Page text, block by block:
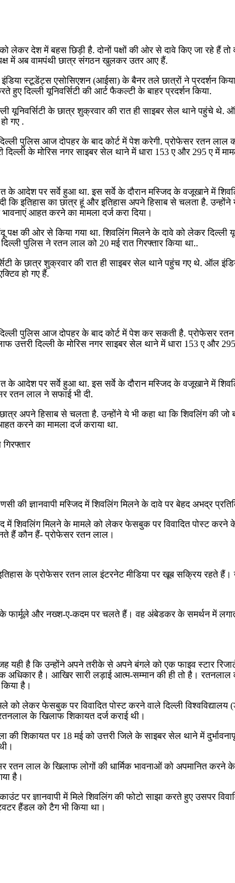
को लेकर देश में बहस छिड़ी है. दोनों पक्षों की ओर से दावे किए जा
में अब वामपंथी छात्र संगठन खुलकर उतर आए हैं.
स्टूडेंट्स एसोसिएशन (आईसा) के बैनर तले छात्रों ने प्रदर्शन
दिल्ली यूनिवर्सिटी की आर्ट फैकल्टी के बाहर प्रदर्शन किया.
यूनिवर्सिटी के छात्र शुक्रवार की रात ही साइबर सेल थाने पहुंचे
गए .
पुलिस आज दोपहर के बाद कोर्ट में पेश करेगी. प्रोफेसर रतन लाल
के मोरिस नगर साइबर सेल थाने में धारा 153 ए और 295 ए में
के आदेश पर सर्वे हुआ था. इस सर्वे के दौरान मस्जिद के वजूखाने में
कि इतिहास का छात्र हूं और इतिहास अपने हिसाब से चलता है.
आहत करने का मामला दर्ज करा दिया।
हिंदू पक्ष की ओर से किया गया था. शिवलिंग मिलने के दावे को लेकर
पुलिस ने रतन लाल को 20 मई रात गिरफ्तार किया था..
के छात्र शुक्रवार की रात ही साइबर सेल थाने पहुंच गए थे. ऑल
हो गए हैं.
पुलिस आज दोपहर के बाद कोर्ट में पेश कर सकती है. प्रोफेसर
उत्तरी दिल्ली के मोरिस नगर साइबर सेल थाने में धारा 153 ए और
के आदेश पर सर्वे हुआ था. इस सर्वे के दौरान मस्जिद के वजूखाने में
रतन लाल ने सफाई भी दी.
अपने हिसाब से चलता है. उन्होंने ये भी कहा था कि शिवलिंग की
करने का मामला दर्ज कराया था.
की ज्ञानवापी मस्जिद में शिवलिंग मिलने के दावे पर बेहद अभद्र
में शिवलिंग मिलने के मामले को लेकर फेसबुक पर विवादित पोस्ट
हैं कौन हैं- प्रोफेसर रतन लाल।
इतिहास के प्रोफेसर रतन लाल इंटरनेट मीडिया पर खूब सक्रिय
फार्मूले और नख्श-ए-कदम पर चलते हैं। वह अंबेडकर के समर्थन में
यही है कि उन्होंने अपने तरीके से अपने बंगले को एक फाइव स्टार
है। आखिर सारी लड़ाई आत्म-सम्मान की ही तो है।
है।
को लेकर फेसबुक पर विवादित पोस्ट करने वाले दिल्ली
के खिलाफ शिकायत दर्ज कराई थी।
की शिकायत पर 18 मई को उत्तरी जिले के साइबर सेल थाने में
लाल के खिलाफ लोगों की धार्मिक भावनाओं को अपमानित करने
है।
ज्ञानवापी में मिले शिवलिंग की फोटो साझा करते हुए उसपर
हैंडल को टैग भी किया था।